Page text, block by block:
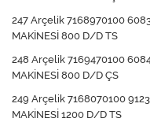
247 Arçelik 7168970100
MAKİNESİ 800 D/D TS
248 Arçelik 7169470100
MAKİNESİ 800 D/D ÇS
249 Arçelik 7168070100
MAKİNESİ 1200 D/D TS